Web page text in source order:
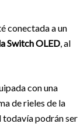
conectada a un
Switch OLED, al
con una
de rieles de la
todavía podrán ser